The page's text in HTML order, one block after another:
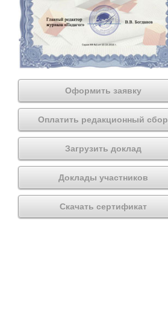
Оформить заявку
Оплатить редакционный сбор
Загрузить доклад
Доклады участников
Скачать сертификат